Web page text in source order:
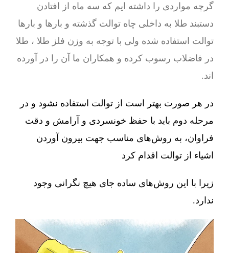
گرچه مواردی را داشته ایم که سه ماه از افتادن
دستبند طلا به داخلی چاه توالت گذشته و بارها و بارها
توالت استفاده شده ولی با توجه به وزن فلز طلا ، طلا
در فاضلاب رسوب کرده و همکاران ما آن را در آورده
اند.
در هر صورت بهتر است از توالت استفاده نشود و در
مرحله دوم باید با حفظ خونسردی و آرامش و دقت
فراوان، به روش‌های مناسب جهت بیرون آوردن
اشیاء از توالت اقدام کرد
زیرا با این روش‌های ساده جای هیچ نگرانی وجود
ندارد.